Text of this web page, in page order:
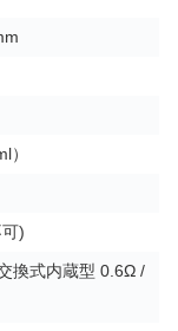
）
)
換式内蔵型 0.6Ω /